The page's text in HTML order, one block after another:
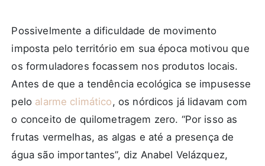
Possivelmente a dificuldade de movimento
imposta pelo território em sua época motivou que
os formuladores focassem nos produtos locais.
Antes de que a tendência ecológica se impusesse
pelo alarme climático, os nórdicos já lidavam com
o conceito de quilometragem zero. “Por isso as
frutas vermelhas, as algas e até a presença de
água são importantes”, diz Anabel Velázquez,